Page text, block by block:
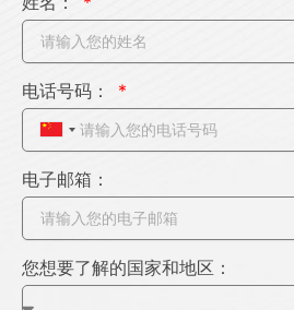
电话号码：
C
n
a
+
8
电子邮箱：
您想要了解的国家和地区：